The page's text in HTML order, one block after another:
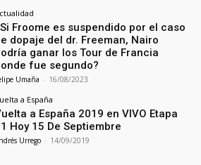
Froome es suspendido por el caso
dopaje del dr. Freeman, Nairo
ganar los Tour de Francia
fue segundo?
Umaña - 16/08/2023
a España
a España 2019 en VIVO Etapa
Hoy 15 De Septiembre
Urrego - 14/09/2019